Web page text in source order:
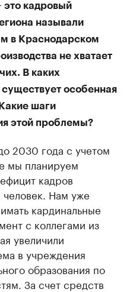
кадровый
называли
в Краснодарском
не хватает
В каких
особенная
шаги
этой проблемы?
2030 года с учетом
мы планируем
кадров
человек. Нам уже
кардинальные
с коллегами из
увеличили
в учреждения
образования по
За счет средств